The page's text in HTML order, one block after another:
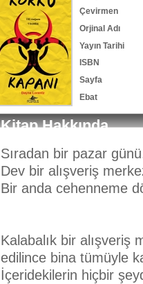
Çevirmen
Orjinal Adı
Yayın Tarihi
ISBN
Sayfa
Ebat
Kitap Hakkında
Sıradan bir pazar
Dev bir alışveriş
Bir anda cehenneme
Kalabalık bir alışveriş
edilince bina tümüyle
İçeridekilerin hiçbir